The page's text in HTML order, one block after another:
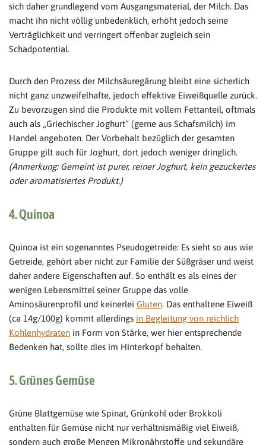
sich daher grundlegend vom Ausgangsmaterial, der Milch. Das
macht ihn nicht völlig unbedenklich, erhöht jedoch seine
Verträglichkeit und verringert offenbar zugleich sein
Schadpotential.
Durch den Prozess der Milchsäuregärung bleibt eine sicherlich
nicht ganz unzweifelhafte, jedoch effektive Eiweißquelle zurück.
Zu bevorzugen sind die Produkte mit vollem Fettanteil, oftmals
auch als „Griechischer Joghurt“ (gerne aus Schafsmilch) im
Handel angeboten. Der Vorbehalt bezüglich der gesamten
Gruppe gilt auch für Joghurt, dort jedoch weniger dringlich.
(Anmerkung: Gemeint ist purer, reiner Joghurt, kein gezuckertes
oder aromatisiertes Produkt.)
4. Quinoa
Quinoa ist ein sogenanntes Pseudogetreide: Es sieht so aus wie
Getreide, gehört aber nicht zur Familie der Süßgräser und weist
daher andere Eigenschaften auf. So enthält es als eines der
wenigen Lebensmittel seiner Gruppe das volle
Aminosäurenprofil und keinerlei Gluten. Das enthaltene Eiweiß
(ca 14g/100g) kommt allerdings in Begleitung von reichlich
Kohlenhydraten in Form von Stärke, wer hier entsprechende
Bedenken hat, sollte dies im Hinterkopf behalten.
5. Grünes Gemüse
Grüne Blattgemüse wie Spinat, Grünkohl oder Brokkoli
enthalten für Gemüse nicht nur verhältnismäßig viel Eiweiß,
sondern auch große Mengen Mikronährstoffe und sekundäre